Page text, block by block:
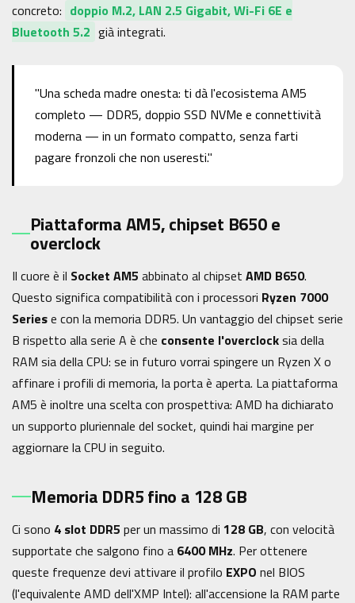
concreto: doppio M.2, LAN 2.5 Gigabit, Wi-Fi 6E e
Bluetooth 5.2 già integrati.
"Una scheda madre onesta: ti dà l'ecosistema AM5
completo — DDR5, doppio SSD NVMe e connettività
moderna — in un formato compatto, senza farti
pagare fronzoli che non useresti."
Piattaforma AM5, chipset B650 e
overclock
Il cuore è il Socket AM5 abbinato al chipset AMD B650.
Questo significa compatibilità con i processori Ryzen 7000
Seriese con la memoria DDR5. Un vantaggio del chipset serie
B rispetto alla serie A è che consente l'overclocksia della
RAM sia della CPU: se in futuro vorrai spingere un Ryzen X o
affinare i profili di memoria, la porta è aperta. La piattaforma
AM5 è inoltre una scelta con prospettiva: AMD ha dichiarato
un supporto pluriennale del socket, quindi hai margine per
aggiornare la CPU in seguito.
Memoria DDR5 fino a 128 GB
Ci sono 4 slot DDR5 per un massimo di 128 GB, con velocità
supportate che salgono fino a 6400 MHz. Per ottenere
queste frequenze devi attivare il profilo EXPO nel BIOS
(l'equivalente AMD dell'XMP Intel): all'accensione la RAM parte